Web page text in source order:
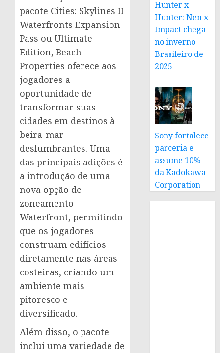
pacote Cities: Skylines II
Waterfronts Expansion
Pass ou Ultimate
Edition, Beach
Properties oferece aos
jogadores a
oportunidade de
transformar suas
cidades em destinos à
beira-mar
deslumbrantes. Uma
das principais adições é
a introdução de uma
nova opção de
zoneamento
Waterfront, permitindo
que os jogadores
construam edifícios
diretamente nas áreas
costeiras, criando um
ambiente mais
pitoresco e
diversificado.
Além disso, o pacote
inclui uma variedade de
Hunter x
Hunter: Nen x
Impact chega
no inverno
Brasileiro de
2025
Sony fortalece
parceria e
assume 10%
da Kadokawa
Corporation